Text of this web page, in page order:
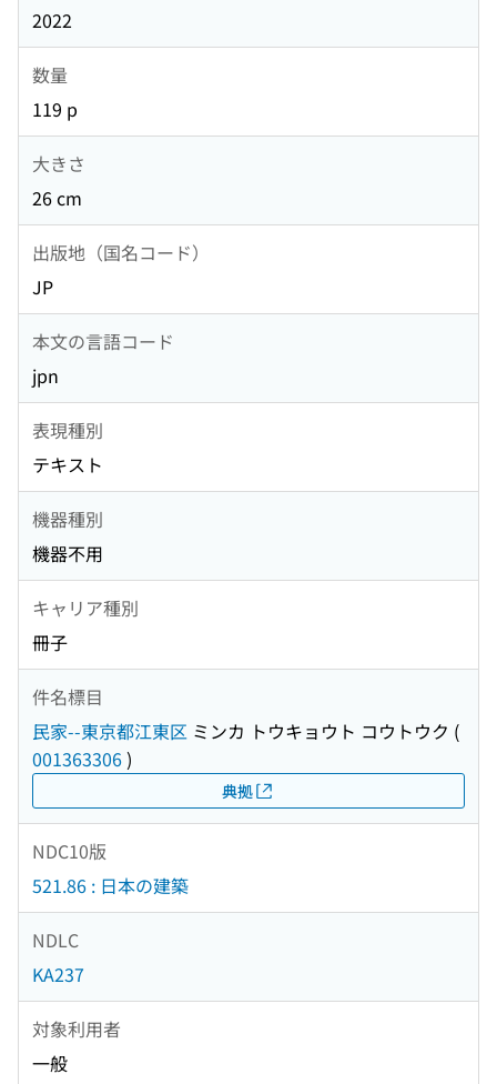
2022
数量
119 p
大きさ
26 cm
出版地（国名コード）
JP
本文の言語コード
jpn
表現種別
テキスト
機器種別
機器不用
キャリア種別
冊子
件名標目
民家--東京都江東区 ミンカ トウキョウト コウトウク (
001363306)
典拠
NDC10版
521.86 : 日本の建築
NDLC
KA237
対象利用者
一般